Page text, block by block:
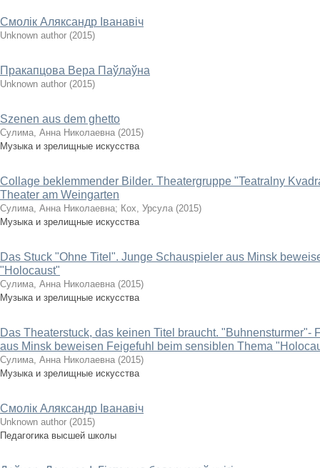
Смолік Аляксандр Іванавіч
Unknown author (2015)
Пракапцова Вера Паўлаўна
Unknown author (2015)
Szenen aus dem ghetto
Сулима, Анна Николаевна (2015)
Музыка и зрелищные искусства
Collage beklemmender Bilder. Theatergruppe "Teatralny
Theater am Weingarten
Сулима, Анна Николаевна; Кох, Урсула (2015)
Музыка и зрелищные искусства
Das Stuck "Ohne Titel". Junge Schauspieler aus Minsk
"Holocaust"
Сулима, Анна Николаевна (2015)
Музыка и зрелищные искусства
Das Theaterstuck, das keinen Titel braucht. "Buhnensturmer"-
aus Minsk beweisen Feigefuhl beim sensiblen Thema
Сулима, Анна Николаевна (2015)
Музыка и зрелищные искусства
Смолік Аляксандр Іванавіч
Unknown author (2015)
Педагогика высшей школы